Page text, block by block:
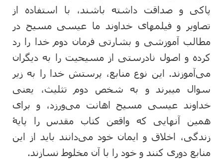
پاکی و صداقت داشته باشند، با استفاده از
تصاویر و فیلمهای خداوند ما عیسی مسیح در
مطالب آموزشی و بشارتی فرمان دوم خدا را رد
کرده و اصول نادرستی از مسیحیت را به دیگران
می‌آموزند. این نوع منابع، پرستش خدا را به زیر
سوال میبرند و به شخص دوم تثلیث، یعنی
خداوند عیسی مسیح اهانت می‌ورزد، و برای
همین آنهایی که واقعن کتاب مقدس را پایۀ
زندگی، اخلاق و ایمان خود می‌دانند باید از این
منابع دوری کنند و خود را با آن مخلوط نسازند.